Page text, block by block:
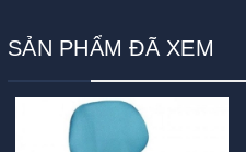
SẢN PHẨM ĐÃ XEM